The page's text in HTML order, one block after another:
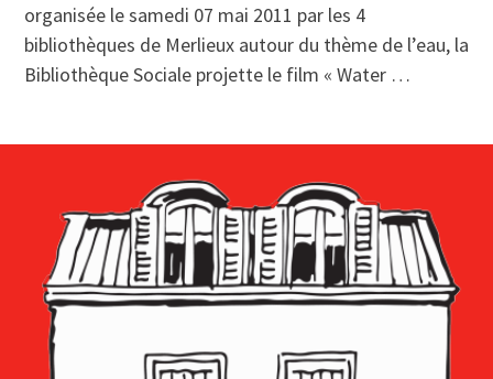
organisée le samedi 07 mai 2011 par les 4
bibliothèques de Merlieux autour du thème de l’eau, la
Bibliothèque Sociale projette le film « Water …